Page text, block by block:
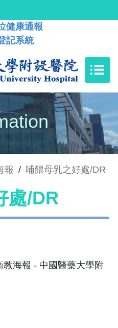
健康通報
記系統
報 / 哺餵母乳之好處/DR
處/DR